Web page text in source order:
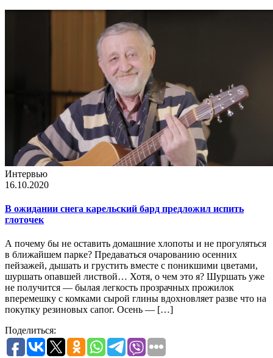
Интервью
16.10.2020
В ожидании снега карельский бард предложил испить
глоточек
А почему бы не оставить домашние хлопоты и не прогуляться
в ближайшем парке? Предаваться очарованию осенних
пейзажей, дышать и грустить вместе с поникшими цветами,
шуршать опавшей листвой… Хотя, о чем это я? Шуршать уже
не получится — былая легкость прозрачных прожилок
вперемешку с комками сырой глины вдохновляет разве что на
покупку резиновых сапог. Осень — […]
Поделиться: